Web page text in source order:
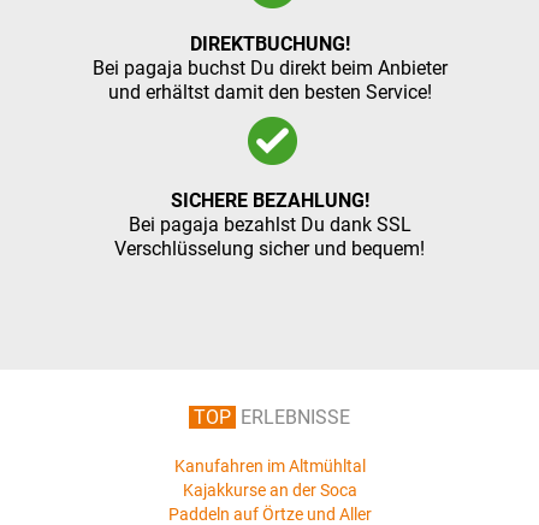
DIREKTBUCHUNG!
Bei pagaja buchst Du direkt beim Anbieter
und erhältst damit den besten Service!
SICHERE BEZAHLUNG!
Bei pagaja bezahlst Du dank SSL
Verschlüsselung sicher und bequem!
TOP ERLEBNISSE
Kanufahren im Altmühltal
Kajakkurse an der Soca
Paddeln auf Örtze und Aller